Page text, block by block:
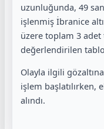
uzunluğunda, 49
işlenmiş İbranice
üzere toplam 3
değerlendirilen
Olayla ilgili
işlem başlatılırken,
alındı.